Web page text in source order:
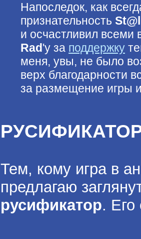
Напоследок, как
признательность
и осчастливил всеми
Rad'y за поддержку
меня, увы, не было
верх благодарности
за размещение игры
Тем, кому игра в
предлагаю
русификатор. Его